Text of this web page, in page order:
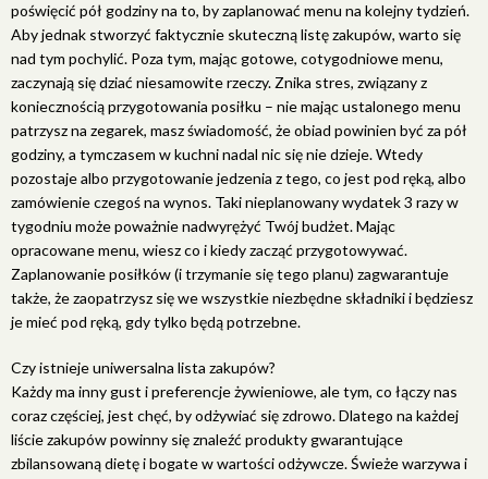
poświęcić pół godziny na to, by zaplanować menu na kolejny tydzień.
Aby jednak stworzyć faktycznie skuteczną listę zakupów, warto się
nad tym pochylić. Poza tym, mając gotowe, cotygodniowe menu,
zaczynają się dziać niesamowite rzeczy. Znika stres, związany z
koniecznością przygotowania posiłku – nie mając ustalonego menu
patrzysz na zegarek, masz świadomość, że obiad powinien być za pół
godziny, a tymczasem w kuchni nadal nic się nie dzieje. Wtedy
pozostaje albo przygotowanie jedzenia z tego, co jest pod ręką, albo
zamówienie czegoś na wynos. Taki nieplanowany wydatek 3 razy w
tygodniu może poważnie nadwyrężyć Twój budżet. Mając
opracowane menu, wiesz co i kiedy zacząć przygotowywać.
Zaplanowanie posiłków (i trzymanie się tego planu) zagwarantuje
także, że zaopatrzysz się we wszystkie niezbędne składniki i będziesz
je mieć pod ręką, gdy tylko będą potrzebne.
Czy istnieje uniwersalna lista zakupów?
Każdy ma inny gust i preferencje żywieniowe, ale tym, co łączy nas
coraz częściej, jest chęć, by odżywiać się zdrowo. Dlatego na każdej
liście zakupów powinny się znaleźć produkty gwarantujące
zbilansowaną dietę i bogate w wartości odżywcze. Świeże warzywa i